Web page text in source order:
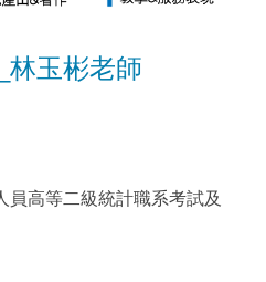
林玉彬老師
員高等二級統計職系考試及